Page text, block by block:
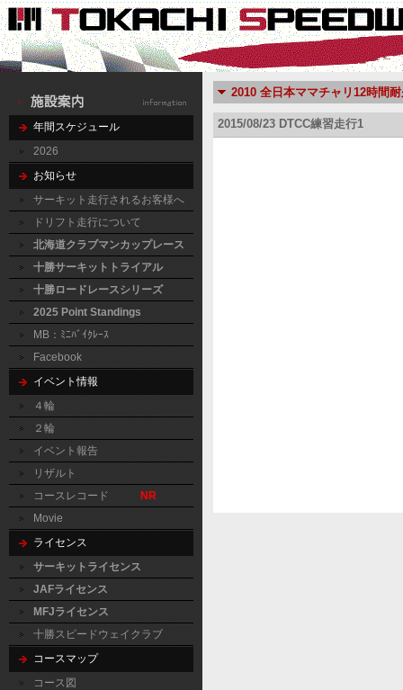
年間スケジュール
2026
お知らせ
サーキット走行されるお客様へ
ドリフト走行について
北海道クラブマンカップレース
十勝サーキットトライアル
十勝ロードレースシリーズ
2025 Point Standings
MB：ﾐﾆﾊﾞｲｸﾚｰｽ
Facebook
イベント情報
４輪
２輪
イベント報告
リザルト
コースレコード
NR
Movie
ライセンス
サーキットライセンス
JAFライセンス
MFJライセンス
十勝スピードウェイクラブ
コースマップ
コース図
2010 全日本ママチャリ12時間
2015/08/23 DTCC練習走行1